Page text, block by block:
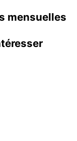
mensuelles